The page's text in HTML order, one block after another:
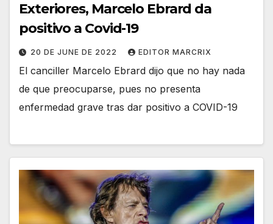
Exteriores, Marcelo Ebrard da
positivo a Covid-19
20 DE JUNE DE 2022 EDITOR MARCRIX
El canciller Marcelo Ebrard dijo que no hay nada
de que preocuparse, pues no presenta
enfermedad grave tras dar positivo a COVID-19